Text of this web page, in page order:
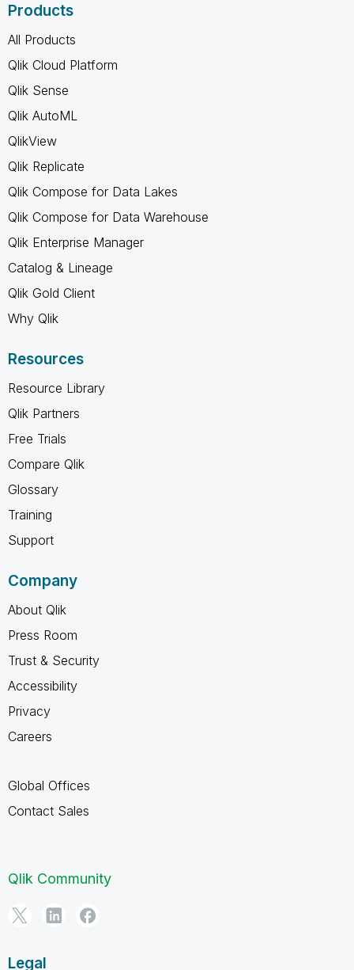
Products
All Products
Qlik Cloud Platform
Qlik Sense
Qlik AutoML
QlikView
Qlik Replicate
Qlik Compose for Data Lakes
Qlik Compose for Data Warehouse
Qlik Enterprise Manager
Catalog & Lineage
Qlik Gold Client
Why Qlik
Resources
Resource Library
Qlik Partners
Free Trials
Compare Qlik
Glossary
Training
Support
Company
About Qlik
Press Room
Trust & Security
Accessibility
Privacy
Careers
Global Offices
Contact Sales
Qlik Community
Legal